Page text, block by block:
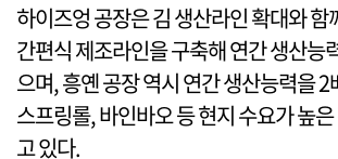
하이즈엉 공장은 김 생산라인 확대와 함
간편식 제조라인을 구축해 연간 생산능
으며, 흥옌 공장 역시 연간 생산능력을
스프링롤, 바인바오 등 현지 수요가 높
고 있다.